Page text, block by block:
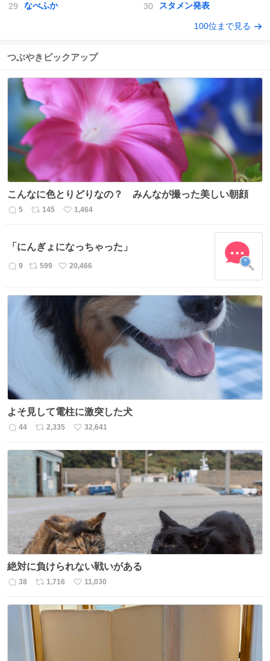
なべふか スタメン発表
100位まで見る
つぶやきピックアップ
こんなに色とりどりなの？ みんなが撮った美しい朝顔
返
数
5
リ
ス
ト
数
145
い
ね
数
1,464
「にんぎょになっちゃった」
返
数
9
リ
ス
ト
数
599
い
ね
20,466
よそ見して電柱に激突した犬
返
数
44
リ
ス
ト
数
2,335
い
ね
数
32,641
絶対に負けられない戦いがある
返
38
リ
ス
ト
数
1,716
い
ね
11,030